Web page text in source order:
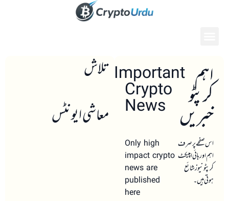
اہم
کرپٹو
خبریں
Important
Crypto
News
اس صفحے پر صرف
اہم اور ہائی امپیکٹ
کرپٹو نیوز شائع
ہوتی ہیں۔
Only high
impact crypto
news are
published
here
تلاش
معاشی ایونٹس